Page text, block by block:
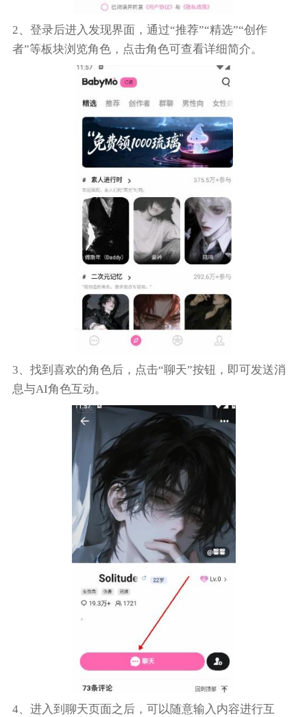
2、登录后进入发现界面，通过“推荐”“精选”“创作
者”等板块浏览角色，点击角色可查看详细简介。
3、找到喜欢的角色后，点击“聊天”按钮，即可发送消
息与AI角色互动。
4、进入到聊天页面之后，可以随意输入内容进行互